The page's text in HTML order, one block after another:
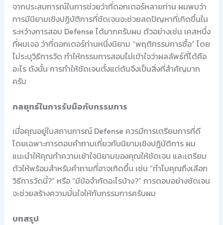
จากประสบการณ์ในการช่วยว่าที่ดอกเตอร์หลายท่าน ผมพบว่า
การมีนิยามเชิงปฏิบัติการที่ชัดเจนจะช่วยลดปัญหาที่เกิดขึ้นใน
ระหว่างการสอบ Defense ได้มากครับผม ตัวอย่างเช่น เคสหนึ่ง
ที่ผมเจอ ว่าที่ดอกเตอร์ท่านหนึ่งนิยาม “พฤติกรรมการซื้อ” โดย
ไม่ระบุวิธีการวัด ทำให้กรรมการสอบไม่เข้าใจว่าผลลัพธ์ที่ได้คือ
อะไร ดังนั้น การทำให้ชัดเจนตั้งแต่ต้นจึงเป็นสิ่งที่สำคัญมาก
ครับ
กลยุทธ์ในการรับมือกับกรรมการ
เมื่อคุณอยู่ในสถานการณ์ Defense ควรมีการเตรียมการที่ดี
โดยเฉพาะการตอบคำถามเกี่ยวกับนิยามเชิงปฏิบัติการ ผม
แนะนำให้คุณทำความเข้าใจนิยามของคุณให้ชัดเจน และเตรียม
ตัวให้พร้อมสำหรับคำถามที่อาจเกิดขึ้น เช่น “ทำไมคุณถึงเลือก
วิธีการวัดนี้?” หรือ “มีข้อจำกัดอะไรบ้าง?” การตอบอย่างชัดเจน
จะช่วยสร้างความมั่นใจให้กับกรรมการครับผม
บทสรุป